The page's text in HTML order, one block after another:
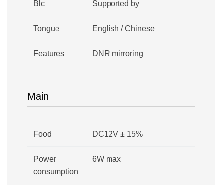
Blc Supported by
Tongue English / Chinese
Features DNR mirroring
Main
Food DC12V ± 15%
Power
consumption
6W max